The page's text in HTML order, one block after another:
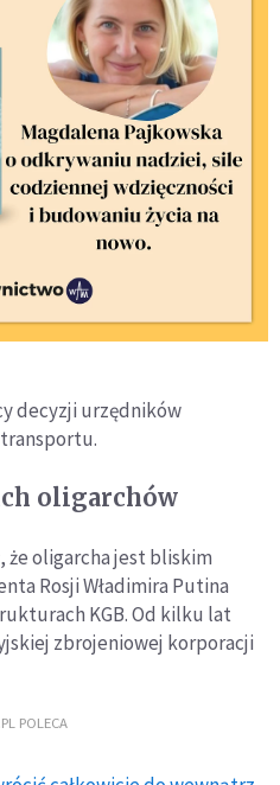
decyzji urzędników
oligarchów
że oligarcha jest bliskim
Rosji Władimira Putina
KGB. Od kilku lat
zbrojeniowej korporacji
POLECA